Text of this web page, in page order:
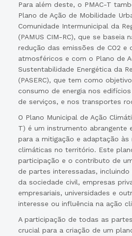
Para além deste, o PMAC-T
Plano de Ação de Mobilidade
Comunidade Intermunicipal da
(PAMUS CIM-RC), que se baseia
redução das emissões de CO2 e
atmosféricos e com o Plano de
Sustentabilidade Energética da
(PASERC), que tem como
consumo de energia nos
de serviços, e nos transportes
O Plano Municipal de Ação
T) é um instrumento abrangente
para a mitigação e adaptação às
climáticas no território. Este
participação e o contributo de
de partes interessadas,
da sociedade civil, empresas
empresariais, universidades e
interesse ou influência na ação
A participação de todas as
crucial para a criação de um